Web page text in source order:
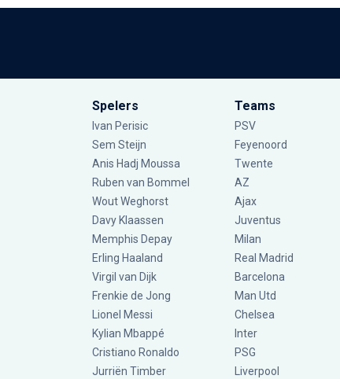
Spelers
Ivan Perisic
Sem Steijn
Anis Hadj Moussa
Ruben van Bommel
Wout Weghorst
Davy Klaassen
Memphis Depay
Erling Haaland
Virgil van Dijk
Frenkie de Jong
Lionel Messi
Kylian Mbappé
Cristiano Ronaldo
Jurriën Timber
Teams
PSV
Feyenoord
Twente
AZ
Ajax
Juventus
Milan
Real Madrid
Barcelona
Man Utd
Chelsea
Inter
PSG
Liverpool